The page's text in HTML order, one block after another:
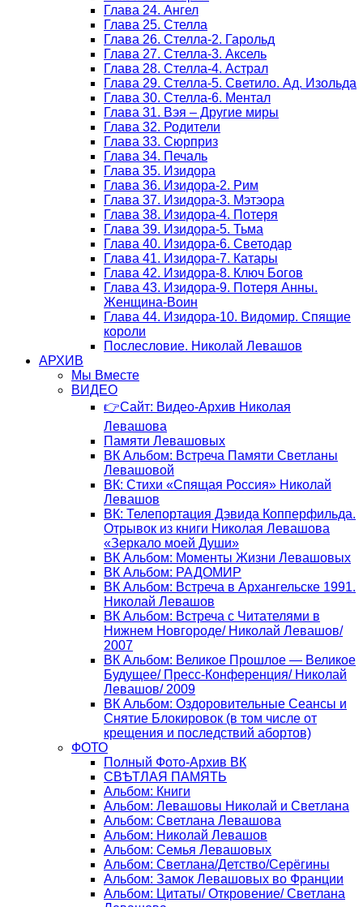
Глава 24. Ангел
Глава 25. Стелла
Глава 26. Стелла-2. Гарольд
Глава 27. Стелла-3. Аксель
Глава 28. Стелла-4. Астрал
Глава 29. Стелла-5. Светило. Ад. Изольда
Глава 30. Стелла-6. Ментал
Глава 31. Вэя – Другие миры
Глава 32. Родители
Глава 33. Сюрприз
Глава 34. Печаль
Глава 35. Изидора
Глава 36. Изидора-2. Рим
Глава 37. Изидора-3. Мэтэора
Глава 38. Изидора-4. Потеря
Глава 39. Изидора-5. Тьма
Глава 40. Изидора-6. Светодар
Глава 41. Изидора-7. Катары
Глава 42. Изидора-8. Ключ Богов
Глава 43. Изидора-9. Потеря Анны.
Женщина-Воин
Глава 44. Изидора-10. Видомир. Спящие
короли
Послесловие. Николай Левашов
АРХИВ
Мы Вместе
ВИДЕО
👉Сайт: Видео-Архив Николая
Левашова
Памяти Левашовых
ВК Альбом: Встреча Памяти Светланы
Левашовой
ВК: Стихи «Спящая Россия» Николай
Левашов
ВК: Телепортация Дэвида Копперфильда.
Отрывок из книги Николая Левашова
«Зеркало моей Души»
ВК Альбом: Моменты Жизни Левашовых
ВК Альбом: РАДОМИР
ВК Альбом: Встреча в Архангельске 1991.
Николай Левашов
ВК Альбом: Встреча с Читателями в
Нижнем Новгороде/ Николай Левашов/
2007
ВК Альбом: Великое Прошлое — Великое
Будущее/ Пресс-Конференция/ Николай
Левашов/ 2009
ВК Альбом: Оздоровительные Сеансы и
Снятие Блокировок (в том числе от
крещения и последствий абортов)
ФОТО
Полный Фото-Архив ВК
СВѢТЛАЯ ПАМЯТЬ
Альбом: Книги
Альбом: Левашовы Николай и Светлана
Альбом: Светлана Левашова
Альбом: Николай Левашов
Альбом: Семья Левашовых
Альбом: Светлана/Детство/Серёгины
Альбом: Замок Левашовых во Франции
Альбом: Цитаты/ Откровение/ Светлана